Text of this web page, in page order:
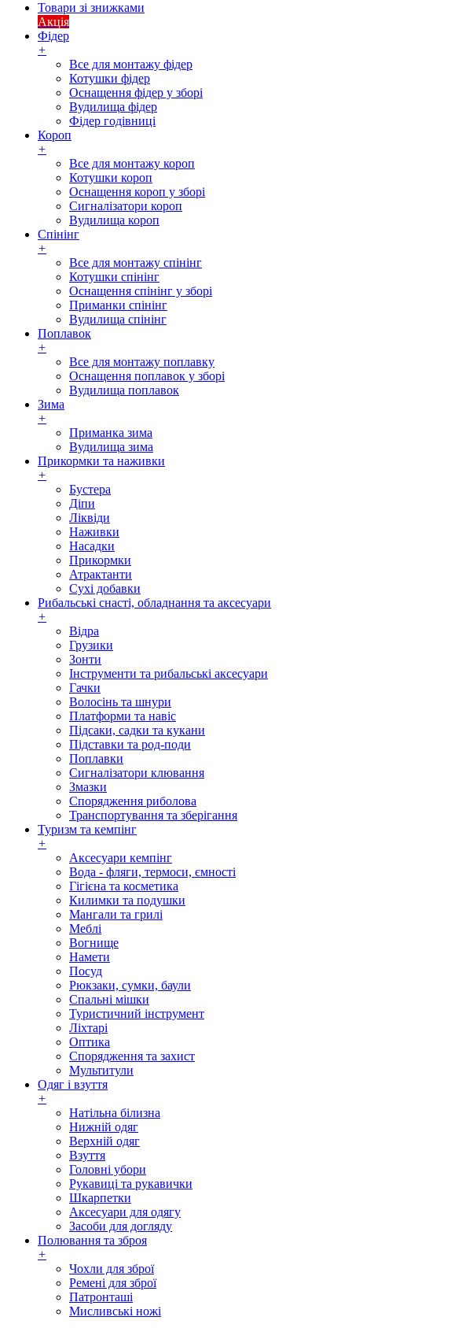
Товари зі знижками
Акція
Фідер
+
Все для монтажу фідер
Котушки фідер
Оснащення фідер у зборі
Вудилища фідер
Фідер годівниці
Короп
+
Все для монтажу короп
Котушки короп
Оснащення короп у зборі
Сигналізатори короп
Вудилища короп
Спінінг
+
Все для монтажу спінінг
Котушки спінінг
Оснащення спінінг у зборі
Приманки спінінг
Вудилища спінінг
Поплавок
+
Все для монтажу поплавку
Оснащення поплавок у зборі
Вудилища поплавок
Зима
+
Приманка зима
Вудилища зима
Прикормки та наживки
+
Бустера
Діпи
Ліквіди
Наживки
Насадки
Прикормки
Атрактанти
Сухі добавки
Рибальські снасті, обладнання та аксесуари
+
Відра
Грузики
Зонти
Інструменти та рибальські аксесуари
Гачки
Волосінь та шнури
Платформи та навіс
Підсаки, садки та кукани
Підставки та род-поди
Поплавки
Сигналізатори клювання
Змазки
Спорядження риболова
Транспортування та зберігання
Туризм та кемпінг
+
Аксесуари кемпінг
Вода - фляги, термоси, ємності
Гігієна та косметика
Килимки та подушки
Мангали та грилі
Меблі
Вогнище
Намети
Посуд
Рюкзаки, сумки, баули
Спальні мішки
Туристичний інструмент
Ліхтарі
Оптика
Спорядження та захист
Мультитули
Одяг і взуття
+
Натільна білизна
Нижній одяг
Верхній одяг
Взуття
Головні убори
Рукавиці та рукавички
Шкарпетки
Аксесуари для одягу
Засоби для догляду
Полювання та зброя
+
Чохли для зброї
Ремені для зброї
Патронташі
Мисливські ножі